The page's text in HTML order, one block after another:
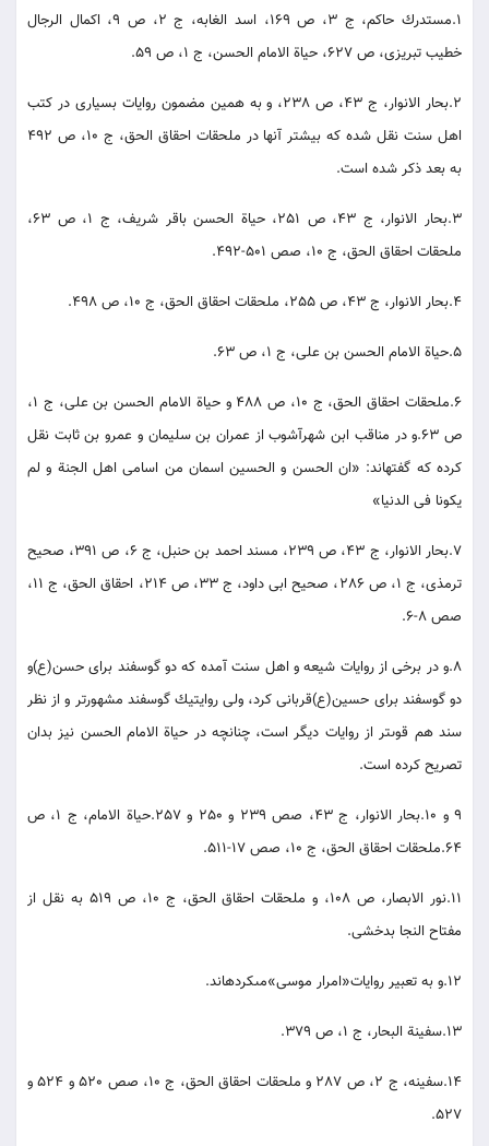
1.مستدرك حاكم، ج 3، ص 169، اسد الغابه، ج 2، ص 9، اكمال الرجال
خطيب تبريزى، ص 627، حياة الامام الحسن، ج 1، ص 59.
2.بحار الانوار، ج 43، ص 238، و به همين مضمون روايات بسيارى در كتب
اهل سنت نقل شده كه بيشتر آنها در ملحقات احقاق الحق، ج 10، ص 492
به بعد ذكر شده است.
3.بحار الانوار، ج 43، ص 251، حياة الحسن باقر شريف، ج 1، ص 63،
ملحقات احقاق الحق، ج 10، صص 501-492.
4.بحار الانوار، ج 43، ص 255، ملحقات احقاق الحق، ج 10، ص 498.
5.حياة الامام الحسن بن على، ج 1، ص 63.
6.ملحقات احقاق الحق، ج 10، ص 488 و حياة الامام الحسن بن على، ج 1،
ص 63.و در مناقب ابن شهرآشوب از عمران بن سليمان و عمرو بن ثابت نقل
كرده كه گفته‏اند: «ان الحسن و الحسين اسمان من اسامى اهل الجنة و لم
يكونا فى الدنيا»
7.بحار الانوار، ج 43، ص 239، مسند احمد بن حنبل، ج 6، ص 391، صحيح
ترمذى، ج 1، ص 286، صحيح ابى داود، ج 33، ص 214، احقاق الحق، ج 11،
صص 8-6.
8.و در برخى از روايات شيعه و اهل سنت آمده كه دو گوسفند براى حسن(ع)و
دو گوسفند براى حسين(ع)قربانى كرد، ولى روايت‏يك گوسفند مشهورتر و از نظر
سند هم قوى‏تر از روايات ديگر است، چنانچه در حياة الامام الحسن نيز بدان
تصريح كرده است.
9 و 10.بحار الانوار، ج 43، صص 239 و 250 و 257.حياة الامام، ج 1، ص
64.ملحقات احقاق الحق، ج 10، صص 17-511.
11.نور الابصار، ص 108، و ملحقات احقاق الحق، ج 10، ص 519 به نقل از
مفتاح النجا بدخشى.
12.و به تعبير روايات‏«امرار موسى‏»مى‏كرده‏اند.
13.سفينة البحار، ج 1، ص 379.
14.سفينه، ج 2، ص 287 و ملحقات احقاق الحق، ج 10، صص 520 و 524 و
527.